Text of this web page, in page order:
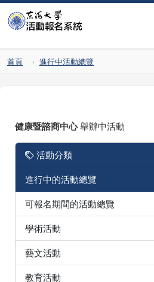
首頁 進行中活動總覽
健康暨諮商中心舉辦中活動
活動分類
進行中的活動總覽
可報名期間的活動總覽
學術活動
藝文活動
教育活動